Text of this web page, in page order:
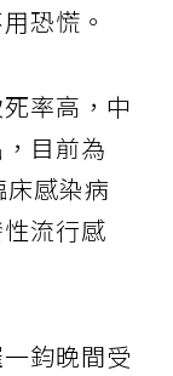
恐慌。
率高，中
目前為
感染病
流行感
鈞晚間受